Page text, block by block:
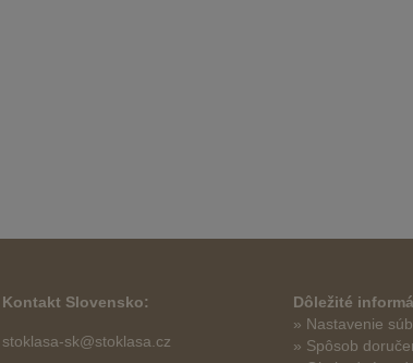
Kontakt Slovensko:
stoklasa-sk@stoklasa.cz
Dôležité
» Nastavenie
» Spôsob